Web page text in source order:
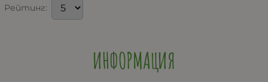
Рейтинг:
ИНФОРМАЦИЯ